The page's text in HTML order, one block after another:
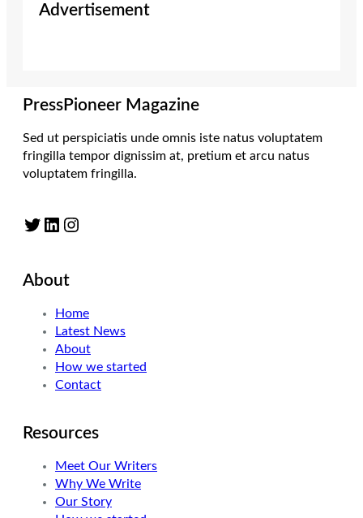
Advertisement
PressPioneer Magazine
Sed ut perspiciatis unde omnis iste natus voluptatem
fringilla tempor dignissim at, pretium et arcu natus
voluptatem fringilla.
Twitter LinkedIn Instagram
About
Home
Latest News
About
How we started
Contact
Resources
Meet Our Writers
Why We Write
Our Story